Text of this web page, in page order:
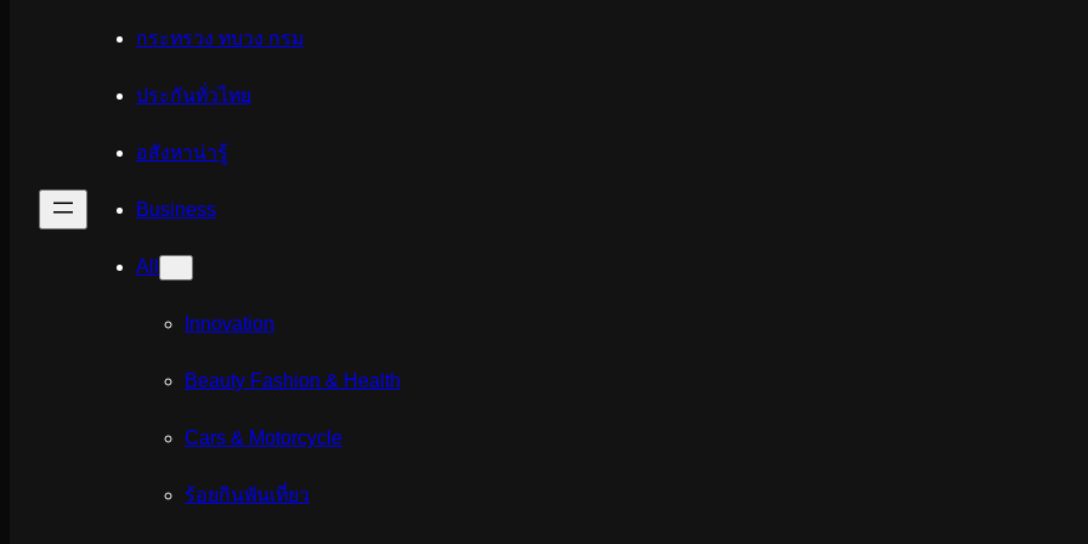
กระทรวง ทบวง กรม
ประกันทั่วไทย
อสังหาน่ารู้
Business
All
Innovation
Beauty Fashion & Health
Cars & Motorcycle
ร้อยกินพันเที่ยว